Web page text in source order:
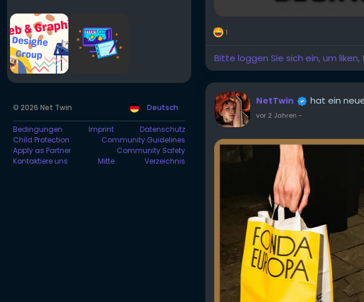
© 2026 Net Twin Deutsch
Bedingungen Imprint
Datenschutz
Child Protection
Community Guidelines
Apply as Partner
Community Safety
Kontaktiere uns
Mitte Verzeichnis
1
Bitte loggen Sie sich ein, um
NetTwin hat ein
vor 2 Jahren -